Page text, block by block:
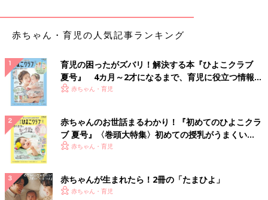
赤ちゃん・育児の人気記事ランキング
育児の困ったがズバリ！解決する本『ひよこクラブ
夏号』 4カ月～2才になるまで、育児に役立つ情報が
いっぱい！
赤ちゃん・育児
赤ちゃんのお世話まるわかり！『初めてのひよこクラ
ブ 夏号』〈巻頭大特集〉初めての授乳がうまくい
く！ おっぱい・ミルクの基本と夏のトラブル 解決テ
赤ちゃん・育児
赤ちゃんが生まれたら！2冊の「たまひよ」
赤ちゃん・育児